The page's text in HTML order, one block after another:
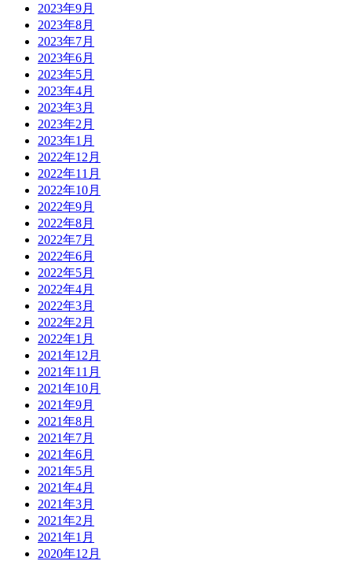
2023年9月
2023年8月
2023年7月
2023年6月
2023年5月
2023年4月
2023年3月
2023年2月
2023年1月
2022年12月
2022年11月
2022年10月
2022年9月
2022年8月
2022年7月
2022年6月
2022年5月
2022年4月
2022年3月
2022年2月
2022年1月
2021年12月
2021年11月
2021年10月
2021年9月
2021年8月
2021年7月
2021年6月
2021年5月
2021年4月
2021年3月
2021年2月
2021年1月
2020年12月